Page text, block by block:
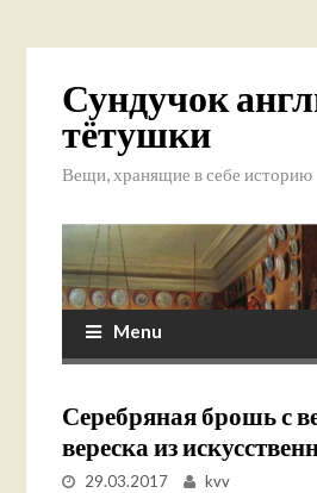
Сундучок
тётушки
Вещи, хранящие в себе историю
Menu
Серебряная брошь с
вереска из
29.03.2017 kvv